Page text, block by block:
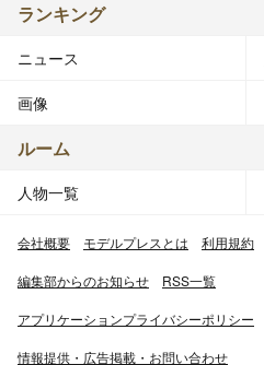
ランキング
ニュース
画像
ルーム
人物一覧
会社概要 モデルプレスとは 利用規約
編集部からのお知らせ RSS一覧
アプリケーションプライバシーポリシー
情報提供・広告掲載・お問い合わせ